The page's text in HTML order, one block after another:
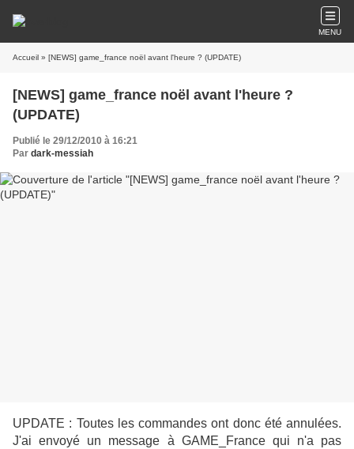
MENU
Accueil » [NEWS] game_france noël avant l'heure ? (UPDATE)
[NEWS] game_france noël avant l'heure ?
(UPDATE)
Publié le 29/12/2010 à 16:21
Par dark-messiah
UPDATE : Toutes les commandes ont donc été annulées.
J'ai envoyé un message à GAME_France qui n'a pas